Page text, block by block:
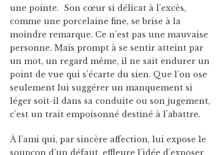
une pointe. Son cœur si délicat à l’excès,
comme une porcelaine fine, se brise à la
moindre remarque. Ce n’est pas une mauvaise
personne. Mais prompt à se sentir atteint par
un mot, un regard même, il ne sait endurer un
point de vue qui s’écarte du sien. Que l’on ose
seulement lui suggérer un manquement si
léger soit-il dans sa conduite ou son jugement,
c’est un trait empoisonné destiné à l’abattre.
À l’ami qui, par sincère affection, lui expose le
soupçon d’un défaut, effleure l’idée d’exposer